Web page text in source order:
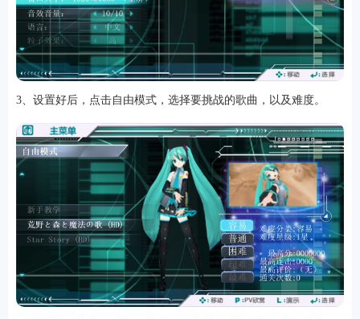
软件
3、设置好后，点击自由模式，选择要挑战的歌曲，以及难度。